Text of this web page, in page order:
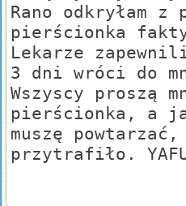
Rano odkryłam z
pierścionka
Lekarze
3 dni wróci do
Wszyscy proszą
pierścionka, a
muszę
przytrafiło.